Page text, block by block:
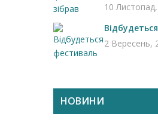
10
2 Вересень,
НОВИНИ